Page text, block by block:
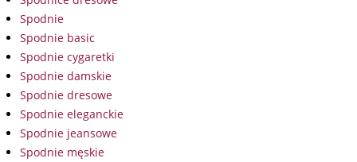
Spodnie
Spodnie basic
Spodnie cygaretki
Spodnie damskie
Spodnie dresowe
Spodnie eleganckie
Spodnie jeansowe
Spodnie męskie